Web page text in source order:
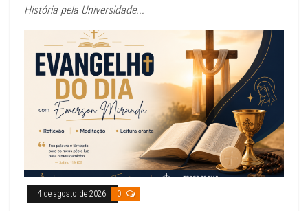
História pela Universidade...
4 de agosto de 2026 0